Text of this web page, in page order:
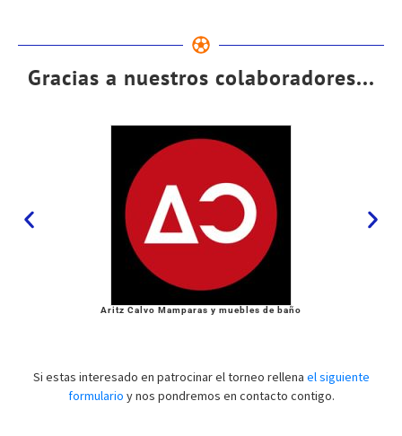
Gracias a nuestros colaboradores...
Aritz Calvo Mamparas y muebles de baño
Si estas interesado en patrocinar el torneo rellena el siguiente
formulario y nos pondremos en contacto contigo.